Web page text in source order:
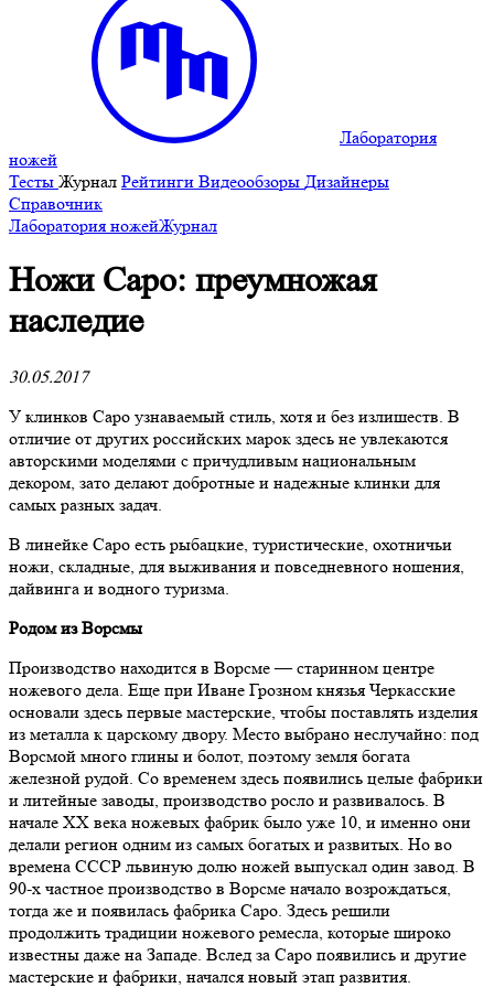
Лаборатория
ножей
Тесты Журнал Рейтинги Видеообзоры Дизайнеры
Справочник
Лаборатория ножейЖурнал
Ножи Саро: преумножая
наследие
30.05.2017
У клинков Саро узнаваемый стиль, хотя и без излишеств. В
отличие от других российских марок здесь не увлекаются
авторскими моделями с причудливым национальным
декором, зато делают добротные и надежные клинки для
самых разных задач.
В линейке Саро есть рыбацкие, туристические, охотничьи
ножи, складные, для выживания и повседневного ношения,
дайвинга и водного туризма.
Родом из Ворсмы
Производство находится в Ворсме — старинном центре
ножевого дела. Еще при Иване Грозном князья Черкасские
основали здесь первые мастерские, чтобы поставлять изделия
из металла к царскому двору. Место выбрано неслучайно: под
Ворсмой много глины и болот, поэтому земля богата
железной рудой. Со временем здесь появились целые фабрики
и литейные заводы, производство росло и развивалось. В
начале ХХ века ножевых фабрик было уже 10, и именно они
делали регион одним из самых богатых и развитых. Но во
времена СССР львиную долю ножей выпускал один завод. В
90-х частное производство в Ворсме начало возрождаться,
тогда же и появилась фабрика Саро. Здесь решили
продолжить традиции ножевого ремесла, которые широко
известны даже на Западе. Вслед за Саро появились и другие
мастерские и фабрики, начался новый этап развития.